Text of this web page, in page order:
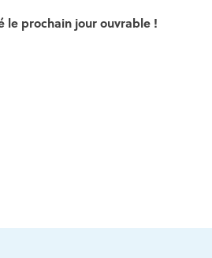
le prochain jour ouvrable !